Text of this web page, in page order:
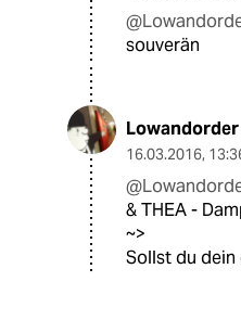
souverän
Lowandorder
16.03.2016,
& THEA -
~>
Sollst du dein